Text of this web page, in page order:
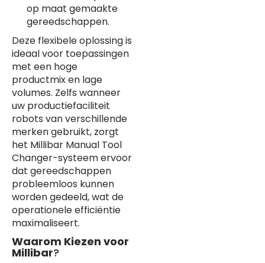
op maat gemaakte
gereedschappen.
Deze flexibele oplossing is
ideaal voor toepassingen
met een hoge
productmix en lage
volumes. Zelfs wanneer
uw productiefaciliteit
robots van verschillende
merken gebruikt, zorgt
het Millibar Manual Tool
Changer-systeem ervoor
dat gereedschappen
probleemloos kunnen
worden gedeeld, wat de
operationele efficiëntie
maximaliseert.
Waarom Kiezen voor
Millibar?